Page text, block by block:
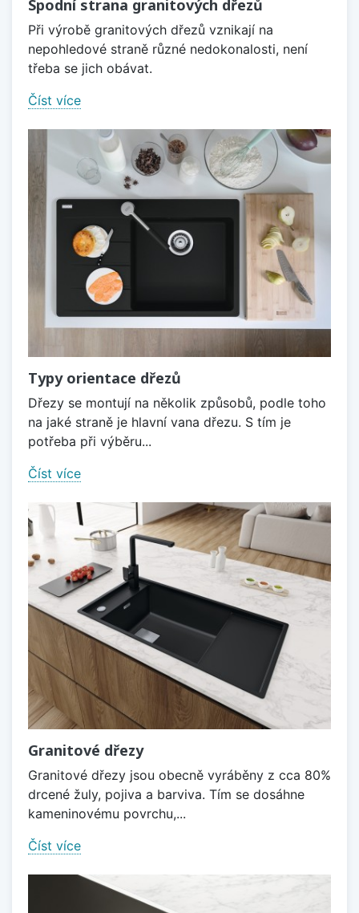
Spodní strana granitových dřezů
Při výrobě granitových dřezů vznikají na
nepohledové straně různé nedokonalosti, není
třeba se jich obávat.
Číst více
Typy orientace dřezů
Dřezy se montují na několik způsobů, podle toho
na jaké straně je hlavní vana dřezu. S tím je
potřeba při výběru...
Číst více
Granitové dřezy
Granitové dřezy jsou obecně vyráběny z cca 80%
drcené žuly, pojiva a barviva. Tím se dosáhne
kameninovému povrchu,...
Číst více